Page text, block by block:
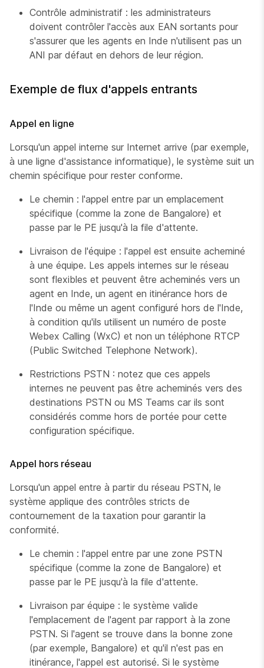
Contrôle administratif : les administrateurs
doivent contrôler l'accès aux EAN sortants pour
s'assurer que les agents en Inde n'utilisent pas un
ANI par défaut en dehors de leur région.
Exemple de flux d'appels entrants
Appel en ligne
Lorsqu'un appel interne sur Internet arrive (par exemple,
à une ligne d'assistance informatique), le système suit un
chemin spécifique pour rester conforme.
Le chemin : l'appel entre par un emplacement
spécifique (comme la zone de Bangalore) et
passe par le PE jusqu'à la file d'attente.
Livraison de l'équipe : l'appel est ensuite acheminé
à une équipe. Les appels internes sur le réseau
sont flexibles et peuvent être acheminés vers un
agent en Inde, un agent en itinérance hors de
l'Inde ou même un agent configuré hors de l'Inde,
à condition qu'ils utilisent un numéro de poste
Webex Calling (WxC) et non un téléphone RTCP
(Public Switched Telephone Network).
Restrictions PSTN : notez que ces appels
internes ne peuvent pas être acheminés vers des
destinations PSTN ou MS Teams car ils sont
considérés comme hors de portée pour cette
configuration spécifique.
Appel hors réseau
Lorsqu'un appel entre à partir du réseau PSTN, le
système applique des contrôles stricts de
contournement de la taxation pour garantir la
conformité.
Le chemin : l'appel entre par une zone PSTN
spécifique (comme la zone de Bangalore) et
passe par le PE jusqu'à la file d'attente.
Livraison par équipe : le système valide
l'emplacement de l'agent par rapport à la zone
PSTN. Si l'agent se trouve dans la bonne zone
(par exemple, Bangalore) et qu'il n'est pas en
itinérance, l'appel est autorisé. Si le système